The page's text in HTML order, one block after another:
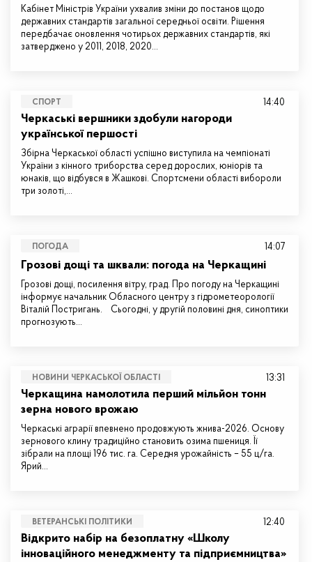
Кабінет Міністрів України ухвалив зміни до постанов щодо
державних стандартів загальної середньої освіти. Рішення
передбачає оновлення чотирьох державних стандартів, які
затверджено у 2011, 2018, 2020…
СПОРТ
Черкаські вершники здобули нагороди
української першості
Збірна Черкаської області успішно виступила на чемпіонаті
України з кінного триборства серед дорослих, юніорів та
юнаків, що відбувся в Жашкові. Спортсмени області вибороли
три золоті,…
14:40
ПОГОДА
Грозові дощі та шквали: погода на Черкащині
Грозові дощі, посилення вітру, град. Про погоду на Черкащині
інформує начальник Обласного центру з гідрометеорології
Віталій Постригань. Сьогодні, у другій половині дня, синоптики
прогнозують…
14:07
НОВИНИ ЧЕРКАСЬКОЇ ОБЛАСТІ
Черкащина намолотила перший мільйон тонн
зерна нового врожаю
Черкаські аграрії впевнено продовжують жнива-2026. Основу
зернового клину традиційно становить озима пшениця. Її
зібрали на площі 196 тис. га. Середня урожайність – 55 ц/га.
Ярий…
13:31
ВЕТЕРАНСЬКІ ПОЛІТИКИ
Відкрито набір на безоплатну «Школу
інноваційного менеджменту та підприємництва»
12:40